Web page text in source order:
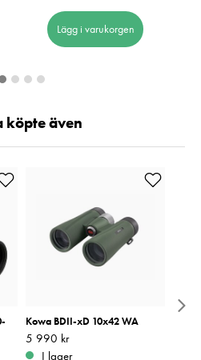
Lägg i varukorgen
köpte även
Kowa BDII-xD 10x42 WA
Pris:5 990 kr
5 990 kr
I lager